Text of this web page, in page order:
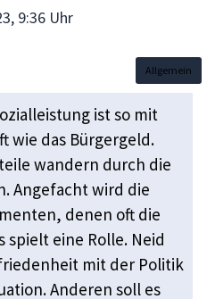
9:36 Uhr
Allgemein
ist so mit
wie das Bürgergeld.
wandern durch die
Angefacht wird die
denen oft die
spielt eine Rolle. Neid
mit der Politik
Anderen soll es